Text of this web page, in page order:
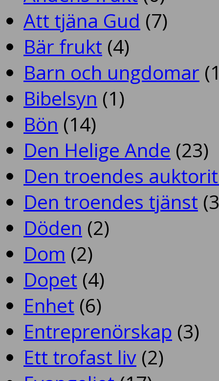
Att tjäna Gud (7)
Bär frukt (4)
Barn och ungdomar
Bibelsyn (1)
Bön (14)
Den Helige Ande (23)
Den troendes
Den troendes tjänst
Döden (2)
Dom (2)
Dopet (4)
Enhet (6)
Entreprenörskap (3)
Ett trofast liv (2)